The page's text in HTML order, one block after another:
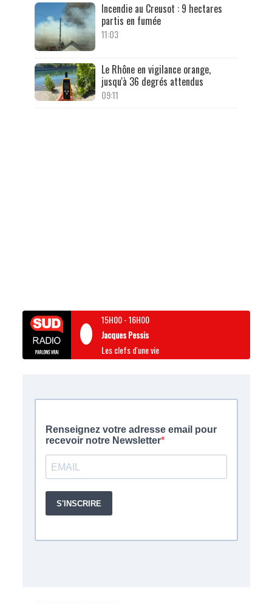
Incendie au Creusot : 9 hectares
partis en fumée
11:03
Le Rhône en vigilance orange,
jusqu'à 36 degrés attendus
09:11
15H00-16H00
Jacques Pessis
Les clefs d'une vie